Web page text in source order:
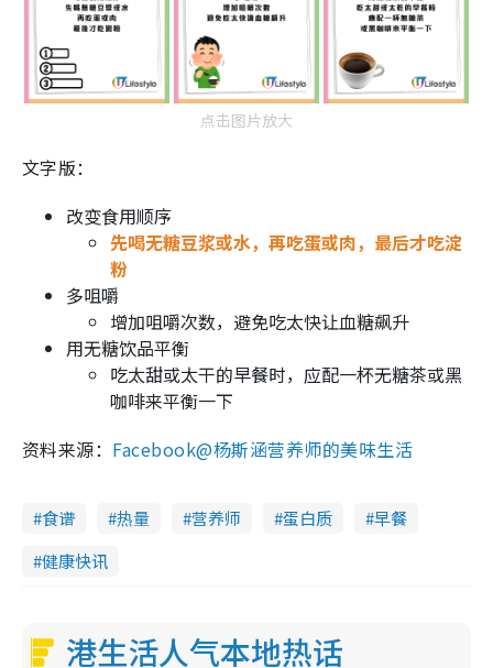
点击图片放大
文字版：
改变食用顺序
先喝无糖豆浆或水，再吃蛋或肉，最后才吃淀
粉
多咀嚼
增加咀嚼次数，避免吃太快让血糖飙升
用无糖饮品平衡
吃太甜或太干的早餐时，应配一杯无糖茶或黑
咖啡来平衡一下
资料来源： Facebook@杨斯涵营养师的美味生活
食谱 热量 营养师 蛋白质
早餐
健康快讯
港生活人气本地热话